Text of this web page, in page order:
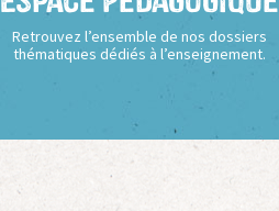
Retrouvez l’ensemble de nos dossiers
thématiques dédiés à l’enseignement.